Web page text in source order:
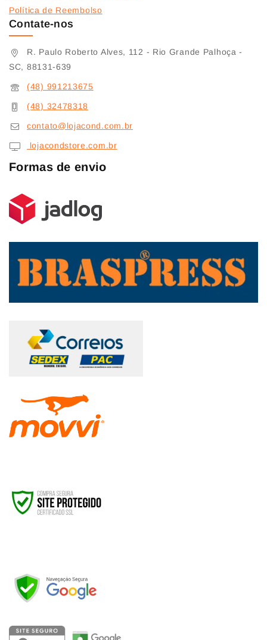
Política de Reembolso
Contate-nos
R. Paulo Roberto Alves, 112 - Rio Grande Palhoça -
SC, 88131-639
(48) 991213675
(48) 32478318
contato@lojacond.com.br
lojacondstore.com.br
Formas de envio